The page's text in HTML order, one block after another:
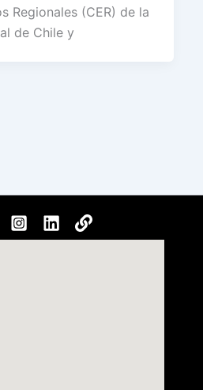
Regionales (CER) de la
de Chile y